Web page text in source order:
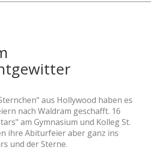
aus Hollywood haben es
nach Waldram geschafft. 16
am Gymnasium und Kolleg St.
ihre Abiturfeier aber ganz ins
und der Sterne.